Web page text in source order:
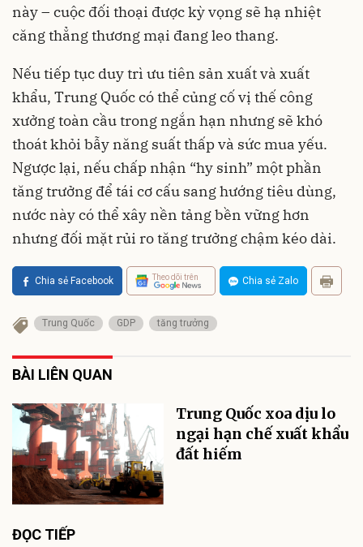
này – cuộc đối thoại được kỳ vọng sẽ hạ nhiệt
căng thẳng thương mại đang leo thang.
Nếu tiếp tục duy trì ưu tiên sản xuất và xuất
khẩu, Trung Quốc có thể củng cố vị thế công
xưởng toàn cầu trong ngắn hạn nhưng sẽ khó
thoát khỏi bẫy năng suất thấp và sức mua yếu.
Ngược lại, nếu chấp nhận “hy sinh” một phần
tăng trưởng để tái cơ cấu sang hướng tiêu dùng,
nước này có thể xây nền tảng bền vững hơn
nhưng đối mặt rủi ro tăng trưởng chậm kéo dài.
Chia sẻ Facebook Theo dõi trên Chia sẻ Zalo
Trung Quốc GDP tăng trưởng
BÀI LIÊN QUAN
Trung Quốc xoa dịu lo
ngại hạn chế xuất khẩu
đất hiếm
ĐỌC TIẾP